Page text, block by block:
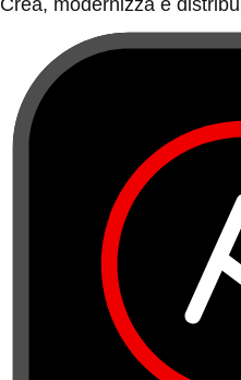
Crea, modernizza e